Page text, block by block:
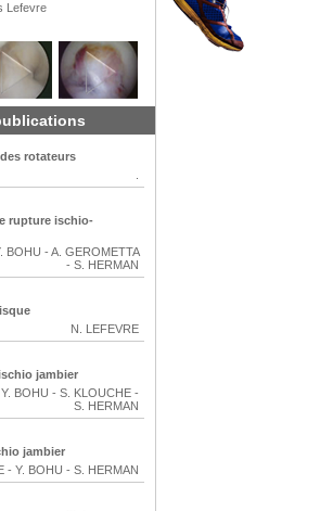
Lefevre
rotateurs
rupture ischio-
BOHU - A. GEROMETTA
- S. HERMAN
N. LEFEVRE
jambier
Y. BOHU - S. KLOUCHE -
S. HERMAN
jambier
- Y. BOHU - S. HERMAN